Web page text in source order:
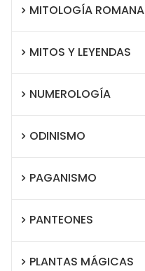
MITOLOGÍA ROMANA
MITOS Y LEYENDAS
NUMEROLOGÍA
ODINISMO
PAGANISMO
PANTEONES
PLANTAS MÁGICAS